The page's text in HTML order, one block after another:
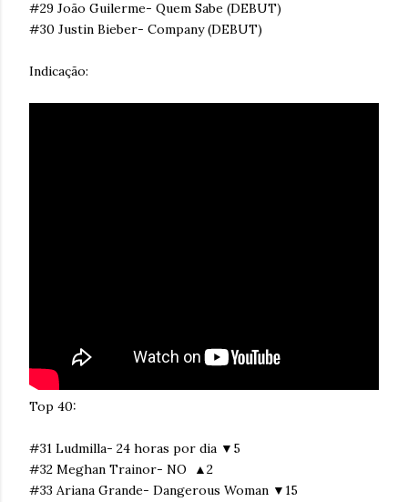
#29 João Guilerme- Quem Sabe (DEBUT)
#30 Justin Bieber- Company (DEBUT)
Indicação:
Top 40:
#31 Ludmilla- 24 horas por dia ▼5
#32 Meghan Trainor- NO ▲2
#33 Ariana Grande- Dangerous Woman ▼15